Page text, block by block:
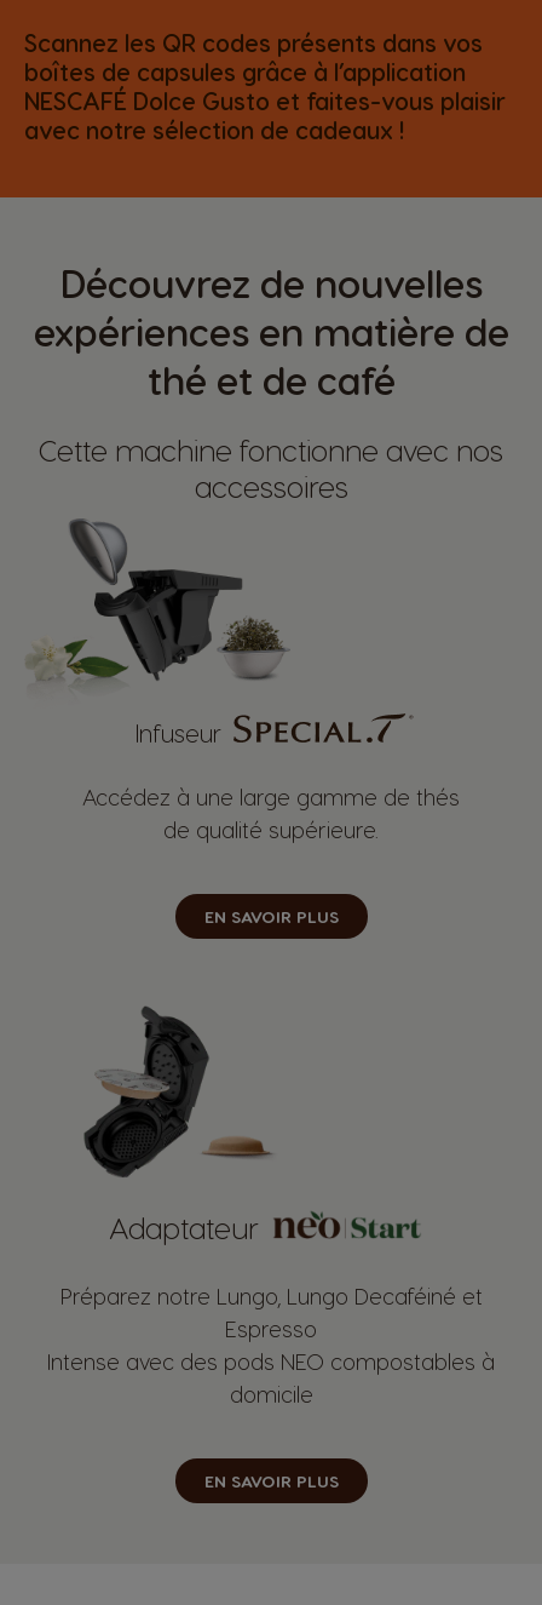
Scannez les QR codes présents dans vos
boîtes de capsules grâce à l’application
NESCAFÉ Dolce Gusto et faites-vous plaisir
avec notre sélection de cadeaux !
Découvrez de nouvelles
expériences en matière de
thé et de café
Cette machine fonctionne avec nos
accessoires
Infuseur
Accédez à une large gamme de thés
de qualité supérieure.
EN SAVOIR PLUS
Adaptateur
Préparez notre Lungo, Lungo Decaféiné et
Espresso
Intense avec des pods NEO compostables à
domicile
EN SAVOIR PLUS